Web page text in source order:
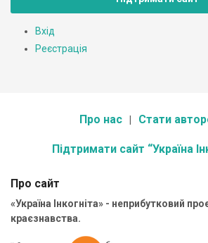
Вхід
Реєстрація
Про нас Стати
Підтримати сайт “Україна
Про сайт
«Україна Інкогніта» - неприбутковий
краєзнавства.